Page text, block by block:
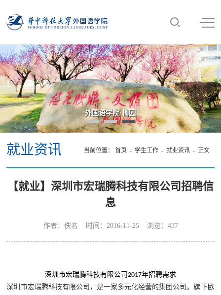
外国语学院·梅园
就业资讯 当前位置： 首页 - 学生工作- 就业资讯- 正文
【就业】深圳市宏瑞腾科技有限公司招聘信
息
作者：佚名 时间：2016-11-25 浏览： 437
深圳市宏瑞腾科技有限公司 2017年招聘需求
深圳市宏瑞腾科技有限公司，是一家多元化经营的集团公司。旗下欧